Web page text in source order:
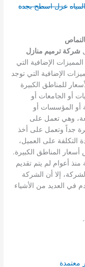
عزل اسطح بجدة
شركة ترميم منازل
الإضافية التي
الإضافية التي توجد
للمناطق الكبيرة
أو الجامعات أو
أو المؤسسات أو
وهي تعمل على
جداً وتعمل على أخذ
التكلفة على العميل،
المناطق الكبيرة.
أعوام لم يتم تقديم
إلا أن الشركة
في العديد من الأشياء
معتمدة